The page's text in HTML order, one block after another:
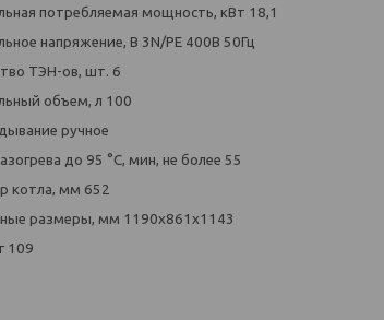
потребляемая мощность, кВт 18,1
напряжение, В 3N/PE 400В 50Гц
ТЭН-ов, шт. 6
объем, л 100
ручное
до 95 °C, мин, не более 55
котла, мм 652
размеры, мм 1190х861х1143
109